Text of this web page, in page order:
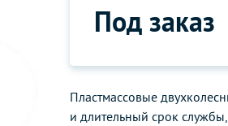
Под заказ
Пластмассовые
и длительный срок